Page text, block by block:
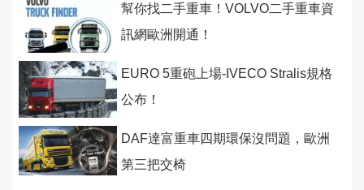
幫你找二手重車！VOLVO二手重車資
訊網歐洲開通！
EURO 5重砲上場-IVECO Stralis規格
公布！
DAF達富重車四期環保沒問題，歐洲
第三把交椅